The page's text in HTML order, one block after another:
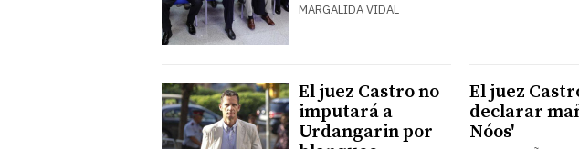
MARGALIDA VIDAL
El juez Castro no
imputará a
Urdangarin por
El juez
declarar
Nóos'